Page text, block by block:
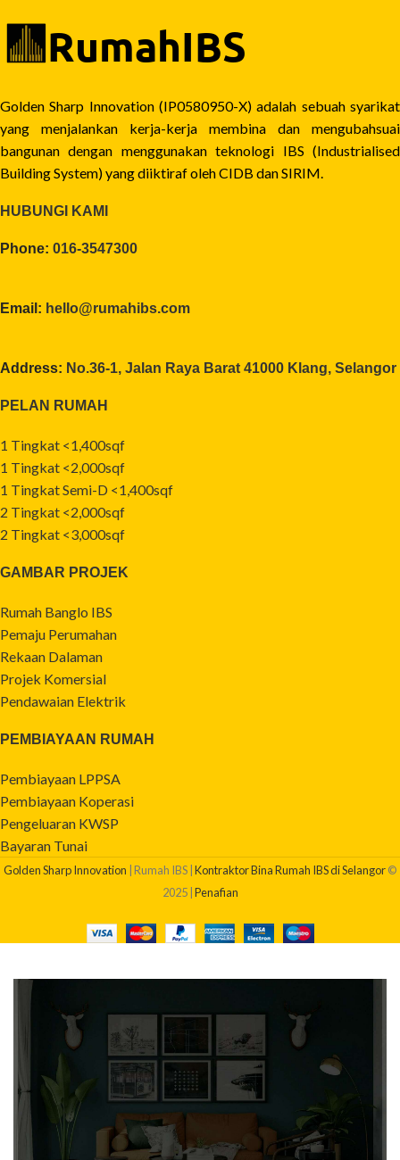
Golden Sharp Innovation (IP0580950-X) adalah sebuah syarikat
yang menjalankan kerja-kerja membina dan mengubahsuai
bangunan dengan menggunakan teknologi IBS (Industrialised
Building System) yang diiktiraf oleh CIDB dan SIRIM.
HUBUNGI KAMI
Phone: 016-3547300
Email: hello@rumahibs.com
Address: No.36-1, Jalan Raya Barat 41000 Klang, Selangor
PELAN RUMAH
1 Tingkat <1,400sqf
1 Tingkat <2,000sqf
1 Tingkat Semi-D <1,400sqf
2 Tingkat <2,000sqf
2 Tingkat <3,000sqf
GAMBAR PROJEK
Rumah Banglo IBS
Pemaju Perumahan
Rekaan Dalaman
Projek Komersial
Pendawaian Elektrik
PEMBIAYAAN RUMAH
Pembiayaan LPPSA
Pembiayaan Koperasi
Pengeluaran KWSP
Bayaran Tunai
Golden Sharp Innovation | Rumah IBS | Kontraktor Bina Rumah IBS di Selangor©
2025 | Penafian
BERAPAKAH KOS BINA RUMAH SAYA?
Dapatkan quotation pembinaan rumah anda sekarang!
Klik Di Sini